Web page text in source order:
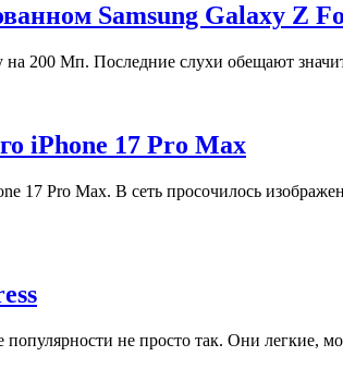
Samsung Galaxy Z
200 Мп. Последние слухи обещают
iPhone 17 Pro Max
17 Pro Max. В сеть просочилось
не просто так. Они легкие,